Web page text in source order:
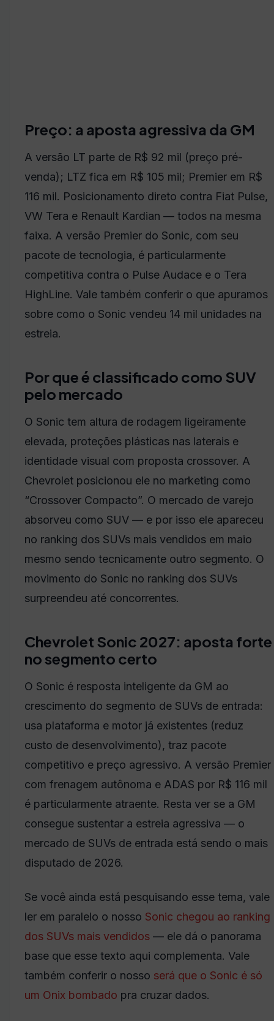
Preço: a aposta agressiva da GM
A versão LT parte de R$ 92 mil (preço pré-
venda); LTZ fica em R$ 105 mil; Premier em R$
116 mil. Posicionamento direto contra Fiat Pulse,
VW Tera e Renault Kardian — todos na mesma
faixa. A versão Premier do Sonic, com seu
pacote de tecnologia, é particularmente
competitiva contra o Pulse Audace e o Tera
HighLine. Vale também conferir o que apuramos
sobre como o Sonic vendeu 14 mil unidades na
estreia.
Por que é classificado como SUV
pelo mercado
O Sonic tem altura de rodagem ligeiramente
elevada, proteções plásticas nas laterais e
identidade visual com proposta crossover. A
Chevrolet posicionou ele no marketing como
“Crossover Compacto”. O mercado de varejo
absorveu como SUV — e por isso ele apareceu
no ranking dos SUVs mais vendidos em maio
mesmo sendo tecnicamente outro segmento. O
movimento do Sonic no ranking dos SUVs
surpreendeu até concorrentes.
Chevrolet Sonic 2027: aposta forte
no segmento certo
O Sonic é resposta inteligente da GM ao
crescimento do segmento de SUVs de entrada:
usa plataforma e motor já existentes (reduz
custo de desenvolvimento), traz pacote
competitivo e preço agressivo. A versão Premier
com frenagem autônoma e ADAS por R$ 116 mil
é particularmente atraente. Resta ver se a GM
consegue sustentar a estreia agressiva — o
mercado de SUVs de entrada está sendo o mais
disputado de 2026.
Se você ainda está pesquisando esse tema, vale
ler em paralelo o nosso Sonic chegou ao ranking
dos SUVs mais vendidos — ele dá o panorama
base que esse texto aqui complementa. Vale
também conferir o nosso será que o Sonic é só
um Onix bombado pra cruzar dados.